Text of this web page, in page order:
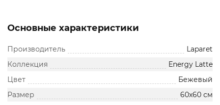
Основные характеристики
Производитель
Laparet
Коллекция
Energy Latte
Цвет
Бежевый
Размер
60х60 см